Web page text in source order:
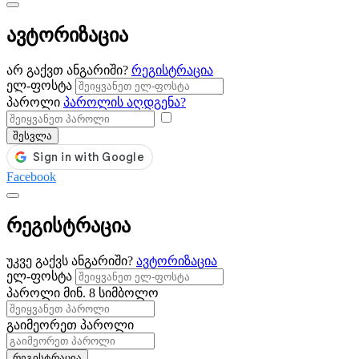
ავტორიზაცია
არ გაქვთ ანგარიში? რეგისტრაცია
ელ-ფოსტა
პაროლი პაროლის აღდგენა?
შესვლა
Facebook
რეგისტრაცია
უკვე გაქვს ანგარიში? ავტორიზაცია
ელ-ფოსტა
პაროლი მინ. 8 სიმბოლო
გაიმეორეთ პაროლი